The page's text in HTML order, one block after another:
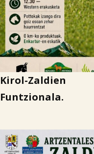
Kirol-
Funtzionala.